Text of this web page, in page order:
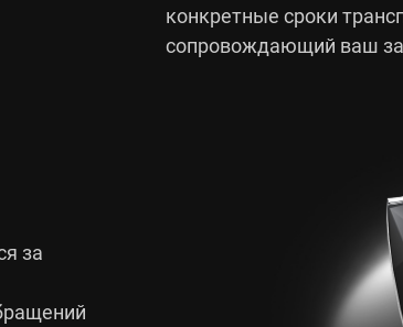
конкретные сроки
сопровождающий ваш
за